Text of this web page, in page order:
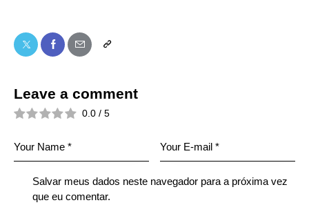
Leave a comment
0.0 / 5
Salvar meus dados neste navegador para a próxima vez
que eu comentar.